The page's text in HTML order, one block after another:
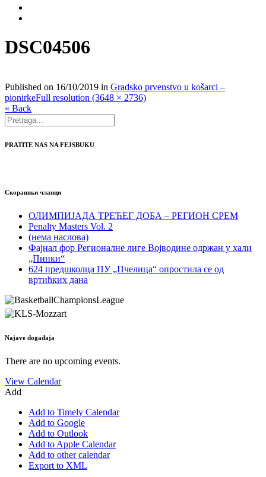
DSC04506
Published on 16/10/2019 in Gradsko prvenstvo u košarci –
pionirkeFull resolution (3648 × 2736)
« Back
PRATITE NAS NA FEJSBUKU
Скорашњи чланци
ОЛИМПИЈАДА ТРЕЋЕГ ДОБА – РЕГИОН СРЕМ
Penalty Masters Vol. 2
(нема наслова)
Фајнал фор Регионалне лиге Војводине одржан у хали
„Пинки“
624 предшколца ПУ „Пчелица“ опростила се од
вртићких дана
Najave događaja
There are no upcoming events.
View Calendar
Add
Add to Timely Calendar
Add to Google
Add to Outlook
Add to Apple Calendar
Add to other calendar
Export to XML